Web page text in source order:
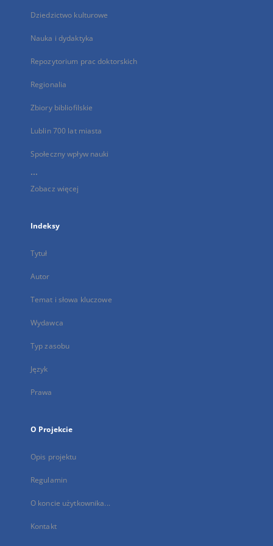
Dziedzictwo kulturowe
Nauka i dydaktyka
Repozytorium prac doktorskich
Regionalia
Zbiory bibliofilskie
Lublin 700 lat miasta
Społeczny wpływ nauki
...
Zobacz więcej
Indeksy
Tytuł
Autor
Temat i słowa kluczowe
Wydawca
Typ zasobu
Język
Prawa
O Projekcie
Opis projektu
Regulamin
O koncie użytkownika...
Kontakt